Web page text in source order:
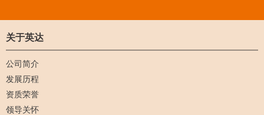
关于英达
公司简介
发展历程
资质荣誉
领导关怀